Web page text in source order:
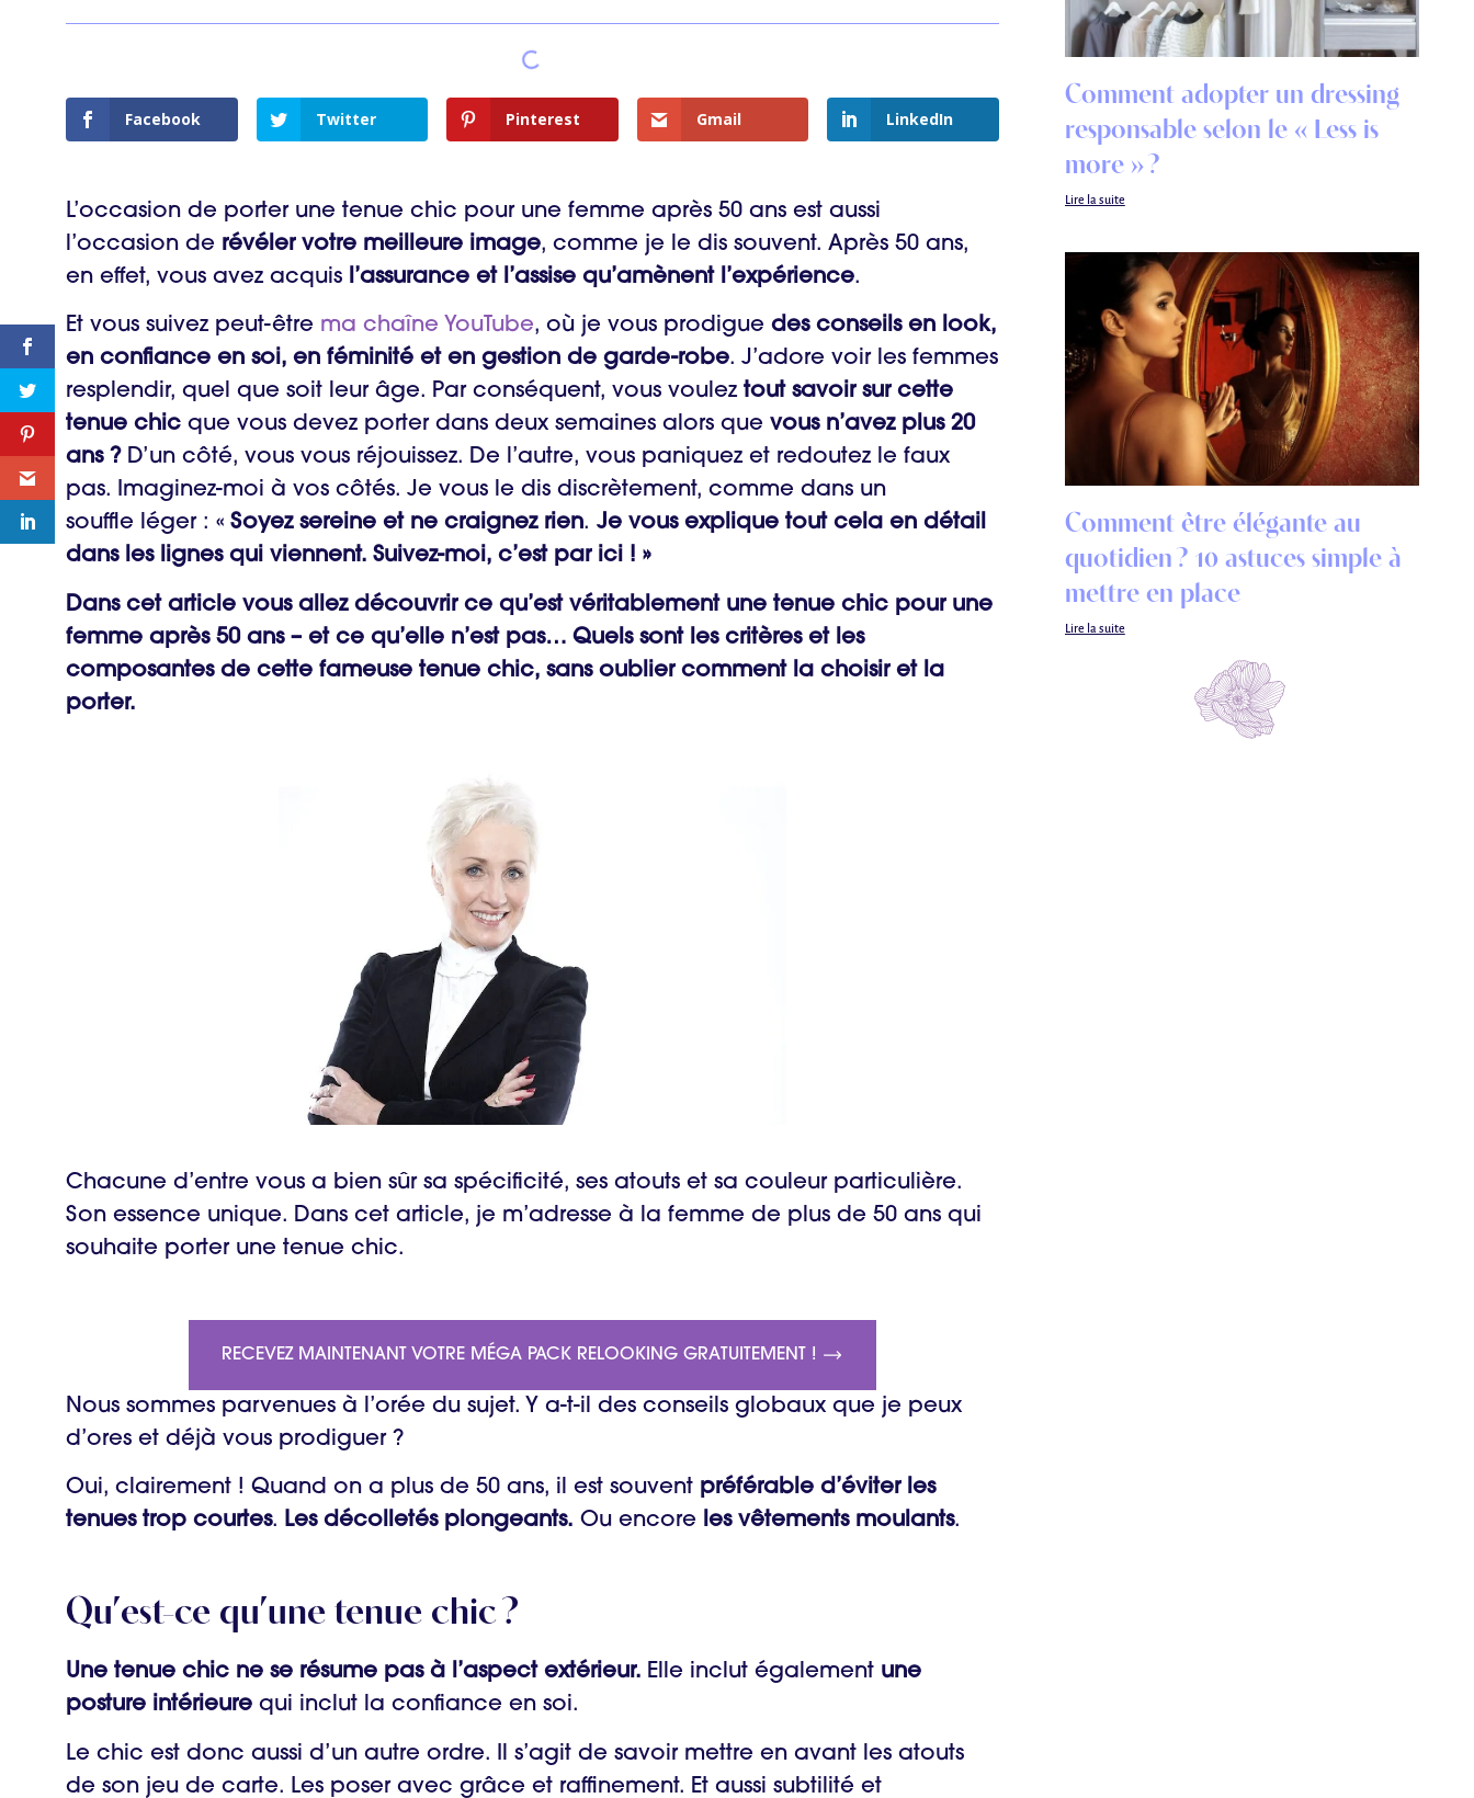
Facebook Twitter Pinterest Gmail LinkedIn
L’occasion de porter une tenue chic pour une femme après 50 ans est aussi
l’occasion de révéler votre meilleure image, comme je le dis souvent. Après 50 ans,
en effet, vous avez acquis l’assurance et l’assise qu’amènent l’expérience.
Et vous suivez peut-être ma chaîne YouTube, où je vous prodigue des conseils en look,
en confiance en soi, en féminité et en gestion de garde-robe. J’adore voir les femmes
resplendir, quel que soit leur âge. Par conséquent, vous voulez tout savoir sur cette
tenue chic que vous devez porter dans deux semaines alors que vous n’avez plus 20
ans ?D’un côté, vous vous réjouissez. De l’autre, vous paniquez et redoutez le faux
pas. Imaginez-moi à vos côtés. Je vous le dis discrètement, comme dans un
souffle léger : « Soyez sereine et ne craignez rien. Je vous explique tout cela en détail
dans les lignes qui viennent. Suivez-moi, c’est par ici ! »
Dans cet article vous allez découvrir ce qu’est véritablement une tenue chic pour une
femme après 50 ans – et ce qu’elle n’est pas… Quels sont les critères et les
composantes de cette fameuse tenue chic, sans oublier comment la choisir et la
porter.
Chacune d’entre vous a bien sûr sa spécificité, ses atouts et sa couleur particulière.
Son essence unique. Dans cet article, je m’adresse à la femme de plus de 50 ans qui
souhaite porter une tenue chic.
RECEVEZ MAINTENANT VOTRE MÉGA PACK RELOOKING GRATUITEMENT !
Nous sommes parvenues à l’orée du sujet. Y a-t-il des conseils globaux que je peux
d’ores et déjà vous prodiguer ?
Oui, clairement ! Quand on a plus de 50 ans, il est souvent préférable d’éviter les
tenues trop courtes. Les décolletés plongeants. Ou encore les vêtements moulants.
Qu’est-ce qu’une tenue chic ?
Une tenue chic ne se résume pas à l’aspect extérieur. Elle inclut également une
posture intérieure qui inclut la confiance en soi.
Le chic est donc aussi d’un autre ordre. Il s’agit de savoir mettre en avant les atouts
de son jeu de carte. Les poser avec grâce et raffinement. Et aussi subtilité et
Comment adopter un dressing
responsable selon le « Less is
more » ?
Lire la suite
Comment être élégante au
quotidien ? 10 astuces simple à
mettre en place
Lire la suite